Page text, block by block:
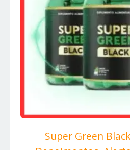
Super Green